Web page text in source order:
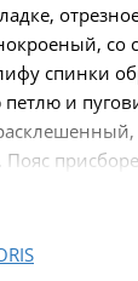
со
спинки
петлю и